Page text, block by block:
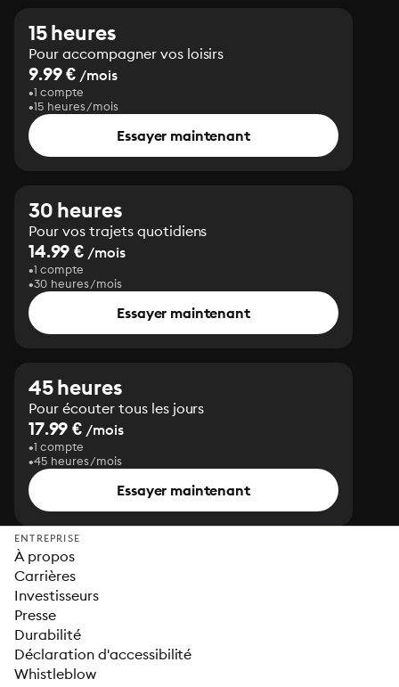
15 heures
Pour accompagner vos loisirs
9.99 € /mois
1 compte
15 heures/mois
Essayer maintenant
30 heures
Pour vos trajets quotidiens
14.99 € /mois
1 compte
30 heures/mois
Essayer maintenant
45 heures
Pour écouter tous les jours
17.99 € /mois
1 compte
45 heures/mois
Essayer maintenant
ENTREPRISE
À propos
Carrières
Investisseurs
Presse
Durabilité
Déclaration d'accessibilité
Whistleblow